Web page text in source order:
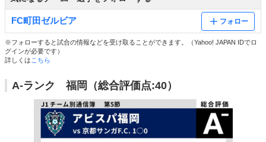
FC町田ゼルビア フォロー
※フォローすると試合の情報などを受け取ることができます。（Yahoo! JAPAN IDでロ
グインが必要です）
詳しくは こちら
A-ランク 福岡（総合評価点:40）